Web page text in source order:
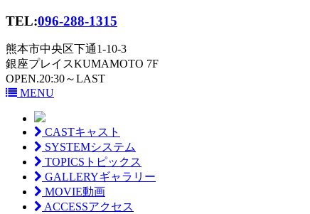
TEL:096-288-1315
熊本市中央区下通1-10-3
銀座プレイスKUMAMOTO 7F
OPEN.20:30～LAST
MENU
CASTキャスト
SYSTEMシステム
TOPICS トピックス
GALLERYギャラリー
MOVIE動画
ACCESSアクセス